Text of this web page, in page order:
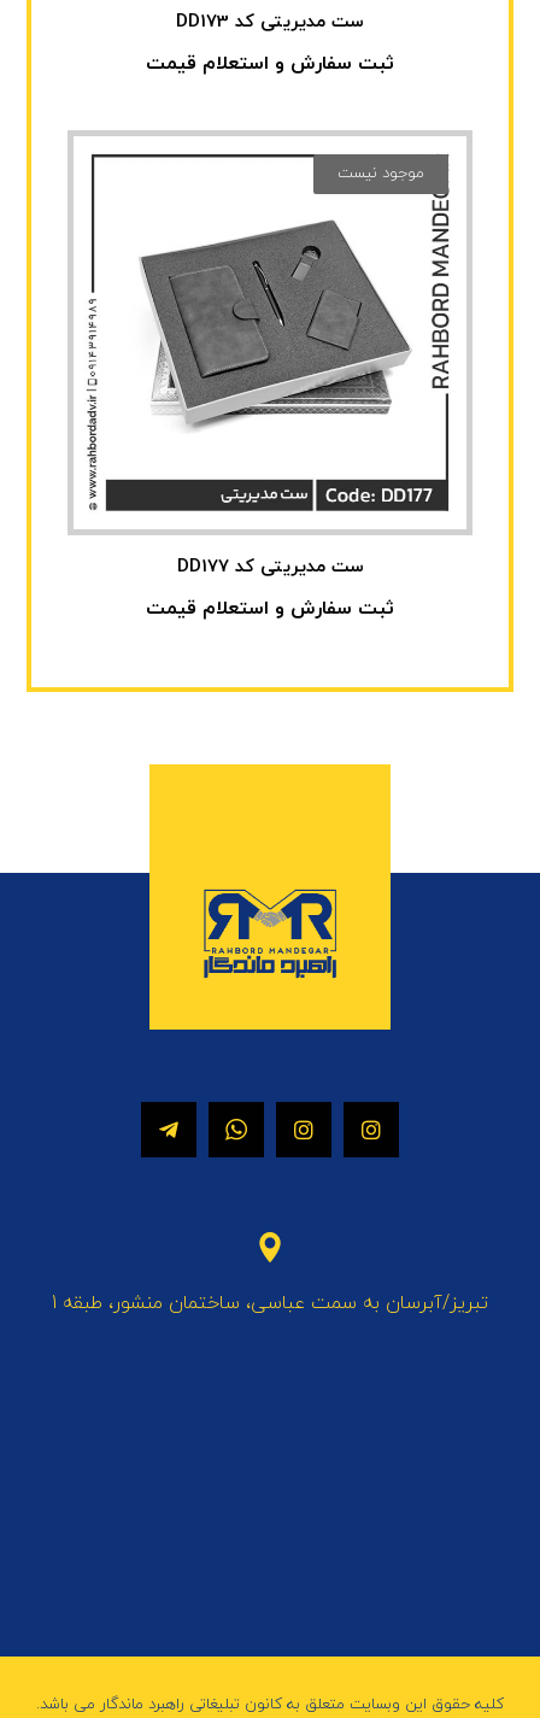
ست مدیریتی کد DD173
ثبت سفارش و استعلام قیمت
ست مدیریتی کد DD177
ثبت سفارش و استعلام قیمت
موجود نیست
تبریز/آبرسان به سمت عباسی، ساختمان منشور، طبقه 1
کلیه حقوق این وبسایت متعلق به کانون تبلیغاتی راهبرد ماندگار می باشد.